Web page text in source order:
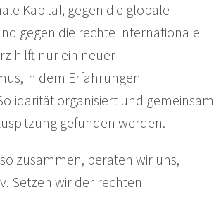
Kapital, gegen die globale
gegen die rechte Internationale
hilft nur ein neuer
in dem Erfahrungen
organisiert und gemeinsam
gefunden werden.
zusammen, beraten wir uns,
Setzen wir der rechten